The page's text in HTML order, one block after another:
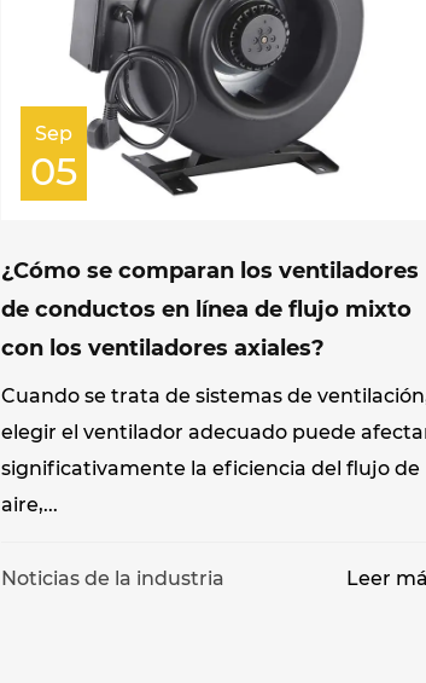
Sep
05
¿Cómo se comparan los ventiladores
de conductos en línea de flujo mixto
con los ventiladores axiales?
Cuando se trata de sistemas de
elegir el ventilador adecuado puede
significativamente la eficiencia del flujo de
aire,...
Noticias de la industria Leer